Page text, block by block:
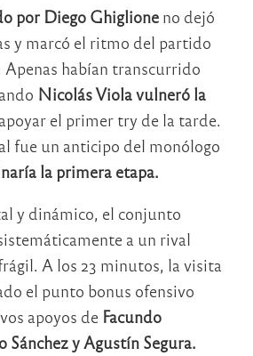
por Diego Ghiglione no dejó
y marcó el ritmo del partido
habían transcurrido
Nicolás Viola vulneró la
el primer try de la tarde.
fue un anticipo del monólogo
la primera etapa.
y dinámico, el conjunto
a un rival
A los 23 minutos, la visita
el punto bonus ofensivo
apoyos de Facundo
Sánchez y Agustín Segura.